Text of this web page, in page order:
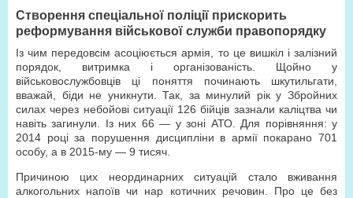
Створення спеціальної поліції прискорить
реформування військової служби правопорядку
Із чим передовсім асоціюється армія, то це вишкіл і залізний
порядок, витримка і організованість. Щойно у
військовослужбовців ці поняття починають шкутильгати,
вважай, біди не уникнути. Так, за минулий рік у Збройних
силах через небойові ситуації 126 бійців зазнали каліцтва чи
навіть загинули. Із них 66 — у зоні АТО. Для порівняння: у
2014 році за порушення дисципліни в армії покарано 701
особу, а в 2015-му — 9 тисяч.
Причиною цих неординарних ситуацій стало вживання
алкогольних напоїв чи нар котичних речовин. Про це без